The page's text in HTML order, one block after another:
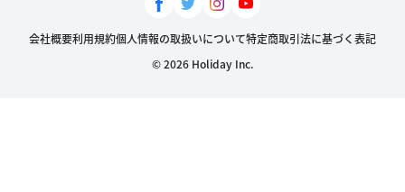
会社概要利用規約個人情報の取扱いについて特定商取引法に基づく表記
© 2026 Holiday Inc.